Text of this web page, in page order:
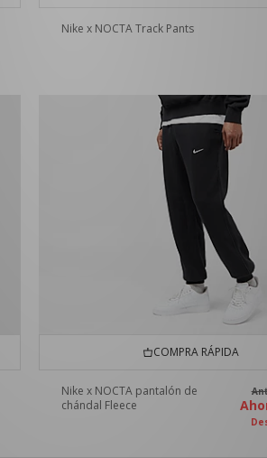
Nike x NOCTA Track Pants
COMPRA RÁPIDA
Nike x NOCTA pantalón de
chándal Fleece